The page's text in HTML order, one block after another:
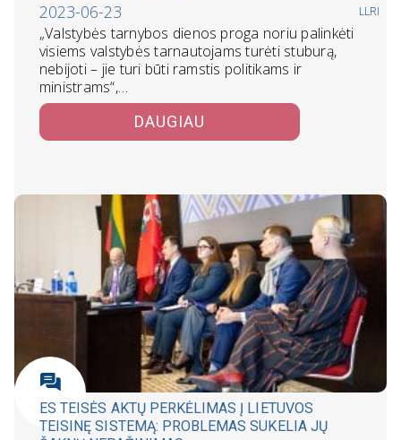
2023-06-23 LLRI
„Valstybės tarnybos dienos proga noriu palinkėti
visiems valstybės tarnautojams turėti stuburą,
nebijoti – jie turi būti ramstis politikams ir
ministrams“,…
DAUGIAU
ES TEISĖS AKTŲ PERKĖLIMAS Į LIETUVOS
TEISINĘ SISTEMĄ: PROBLEMAS SUKELIA JŲ